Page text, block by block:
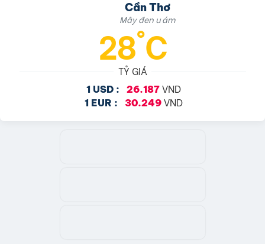
Cần Thơ
Mây đen u ám
28°C
TỶ GIÁ
1 USD : 26.187 VND
1 EUR : 30.249 VND